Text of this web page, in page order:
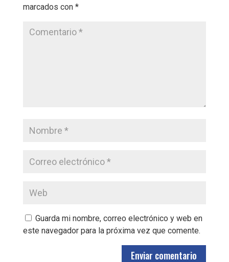
marcados con *
Guarda mi nombre, correo electrónico y web en
este navegador para la próxima vez que comente.